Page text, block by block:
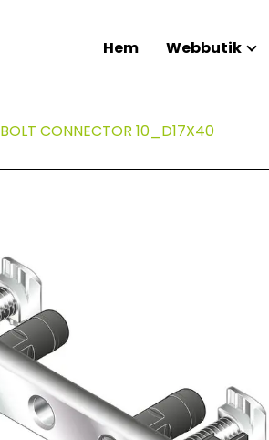
Hem Webbutik
BOLT CONNECTOR 10_D17X40